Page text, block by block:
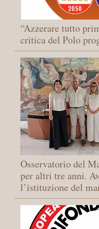
“Azzerare tutto
critica del Polo
Osservatorio del
per altri tre anni.
l’istituzione del